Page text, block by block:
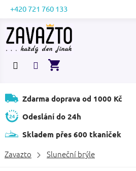
Přejít
obsah
+420 721 760 133
NÁKUPNÍ
Zdarma doprava od 1000 Kč
Odeslání do 24h
Skladem přes 600 tkaniček
Zavazto Sluneční brýle